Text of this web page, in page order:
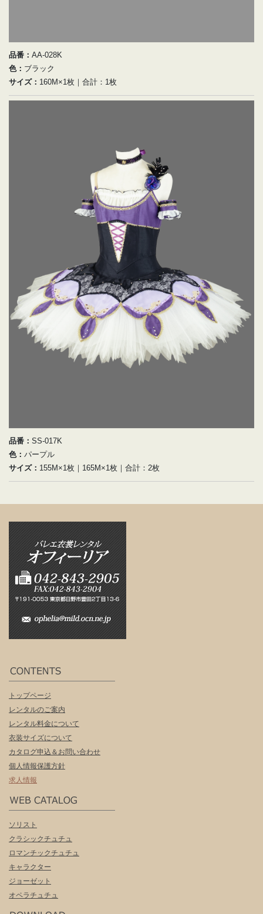
品番： AA-028K
色： ブラック
サイズ： 160M×1枚｜合計：1枚
品番： SS-017K
色： パープル
サイズ： 155M×1枚｜165M×1枚｜合計：2枚
トップページ
レンタルのご案内
レンタル料金について
衣装サイズについて
カタログ申込＆お問い合わせ
個人情報保護方針
求人情報
ソリスト
クラシックチュチュ
ロマンチックチュチュ
キャラクター
ジョーゼット
オペラチュチュ